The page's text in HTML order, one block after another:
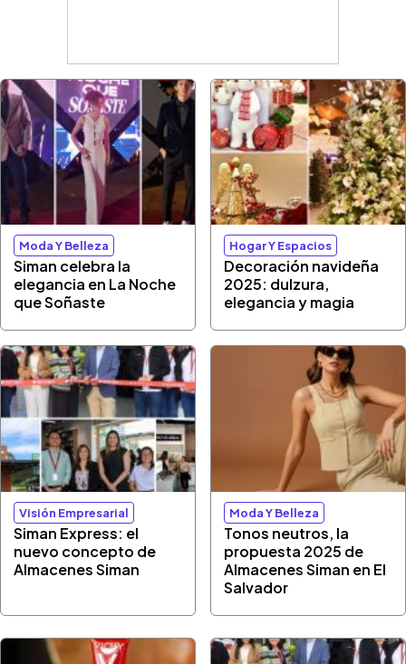
Moda Y Belleza
Siman celebra la
elegancia en La Noche
que Soñaste
Hogar Y Espacios
Decoración navideña
2025: dulzura,
elegancia y magia
Visión Empresarial
Siman Express: el
nuevo concepto de
Almacenes Siman
Moda Y Belleza
Tonos neutros, la
propuesta 2025 de
Almacenes Siman en El
Salvador